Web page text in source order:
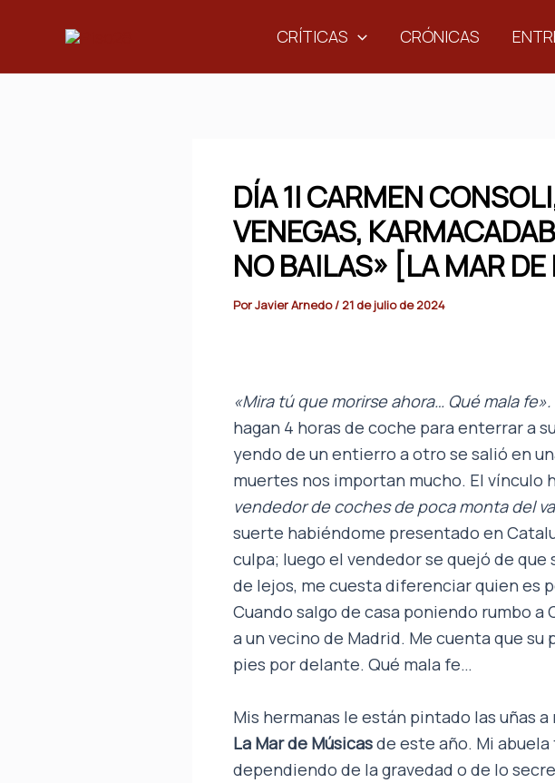
CRÍTICAS CRÓNICAS
DÍA 1| CARMEN
VENEGAS,
NO BAILAS» [LA MAR
PorJavier Arnedo/ 21 de julio de 2024
«Mira tú que morirse ahora… Qué mala fe».
hagan 4 horas de coche para enterrar a
yendo de un entierro a otro se salió en
muertes nos importan mucho. El vínculo
vendedor de coches de poca monta del
suerte habiéndome presentado en
culpa; luego el vendedor se quejó de que
de lejos, me cuesta diferenciar quien es
Cuando salgo de casa poniendo rumbo
a un vecino de Madrid. Me cuenta que
pies por delante. Qué mala fe…
Mis hermanas le están pintado las uñas
La Mar de Músicasde este año. Mi
dependiendo de la gravedad o de lo